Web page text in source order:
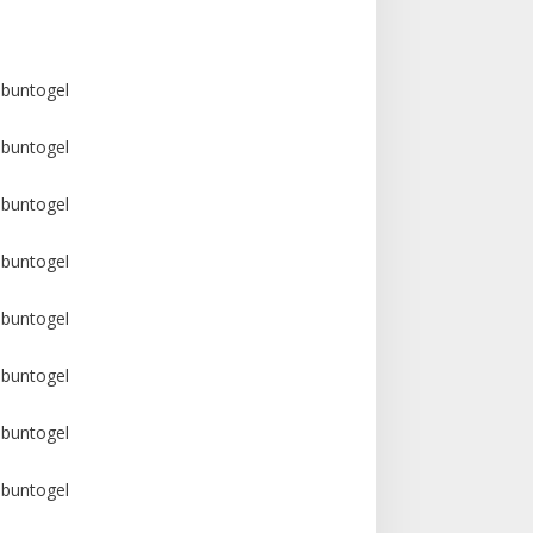
buntogel
buntogel
buntogel
buntogel
buntogel
buntogel
buntogel
buntogel